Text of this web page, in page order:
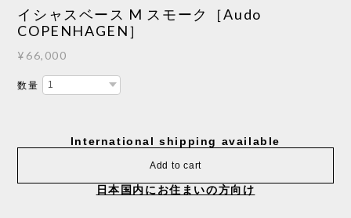
イシャスベース M スモーク［Audo
COPENHAGEN］
¥66,000
数量
International shipping available
Add to cart
日本国内にお住まいの方向け